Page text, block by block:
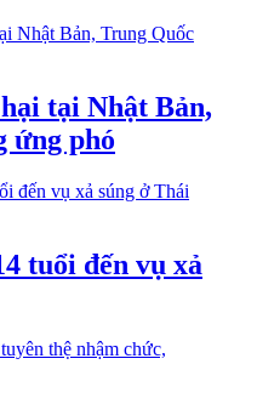
tại Nhật Bản,
ứng phó
tuổi đến vụ xả